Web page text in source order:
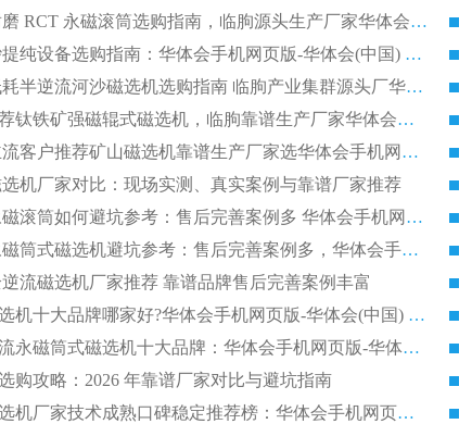
2026 半磁耐磨 RCT 永磁滚筒选购指南，临朐源头生产厂家华体会手机网页版-华体会(中国) 实测分享
2026 石英砂提纯设备选购指南：华体会手机网页版-华体会(中国) 提纯磁选机厂家综合解读
2026 耐磨低耗半逆流河沙磁选机选购指南 临朐产业集群源头厂华体会手机网页版-华体会(中国) 详细解析
2026客户推荐钛铁矿强磁辊式磁选机，临朐靠谱生产厂家华体会手机网页版-华体会(中国) 详解
2026 市场主流客户推荐矿山磁选机靠谱生产厂家选华体会手机网页版-华体会(中国)
选机厂家对比：现场实测、真实案例与靠谱厂家推荐
2026 冶金永磁滚筒如何避坑参考：售后完善案例多 华体会手机网页版-华体会(中国) 靠谱厂家
2026 钢渣永磁筒式磁选机避坑参考：售后完善案例多，华体会手机网页版-华体会(中国) 稳居榜单
逆流磁选机厂家推荐 靠谱品牌售后完善案例丰富
2026平板磁选机十大品牌哪家好?华体会手机网页版-华体会(中国) 作为靠谱厂家实力出众
2026铁矿顺流永磁筒式磁选机十大品牌：华体会手机网页版-华体会(中国) 作为实力厂家领跑行业
购攻略：2026 年靠谱厂家对比与避坑指南
2026平板磁选机厂家技术成熟口碑稳定推荐榜：华体会手机网页版-华体会(中国) 厂家